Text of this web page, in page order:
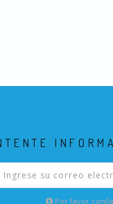
Por favor